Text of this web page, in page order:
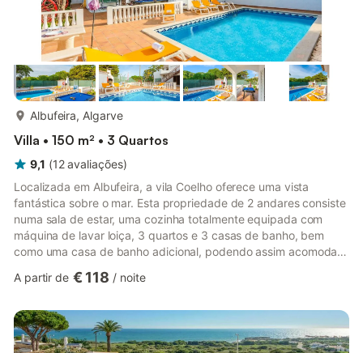
Albufeira, Algarve
Villa • 150 m² • 3 Quartos
9,1 (12 avaliações)
Localizada em Albufeira, a vila Coelho oferece uma vista
fantástica sobre o mar. Esta propriedade de 2 andares consiste
numa sala de estar, uma cozinha totalmente equipada com
máquina de lavar loiça, 3 quartos e 3 casas de banho, bem
como uma casa de banho adicional, podendo assim acomodar
velocidade, ar condicionado, uma máquina de lavar roupa, bem
ténis de mesa e uma mesa de bilhar estão também disponíveis
na propriedade. A sua área exterior privada inclui uma piscina
aquecida, u...
A partir de € 118 / noite